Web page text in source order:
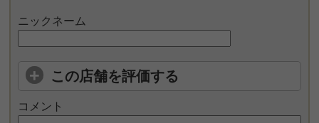
ニックネーム
この店舗を評価する
コメント